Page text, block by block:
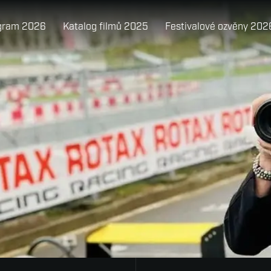
2026 Katalog filmů 2025 Festivalové ozvěny